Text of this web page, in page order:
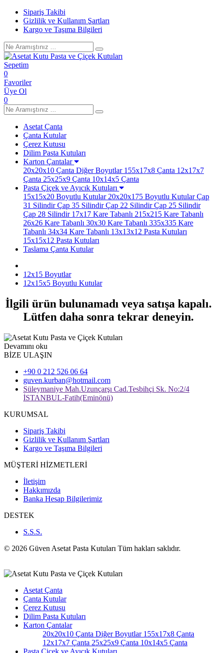
Sipariş Takibi
Gizlilik ve Kullanım Şartları
Kargo ve Taşıma Bilgileri
Sepetim
0
Favoriler
Üye Ol
0
Asetat Çanta
Çanta Kutular
Çerez Kutusu
Dilim Pasta Kutuları
Karton Çantalar
20x20x10 Çanta Diğer Boyutlar155x17x8 Çanta 12x17x7
Çanta 25x25x9 Çanta 10x14x5 Çanta
Pasta Çiçek ve Ayıcık Kutuları
15x15x20 Boyutlu Kutular20x20x175 Boyutlu KutularÇap
31 SilindirÇap 35 SilindirÇap 22 SilindirÇap 25 Silindir
Çap 28 Silindir17x17 Kare Tabanlı 215x215 Kare Tabanlı
26x26 Kare Tabanlı 30x30 Kare Tabanlı 335x335 Kare
Tabanlı 34x34 Kare Tabanlı 13x13x12 Pasta Kutuları
15x15x12 Pasta Kutuları
Taslama Çanta Kutular
12x15 Boyutlar
12x15x5 Boyutlu Kutular
İlgili ürün bulunamadı veya satışa kapalı.
Lütfen daha sonra tekrar deneyin.
Devamını oku
BİZE ULAŞIN
+90 0 212 526 06 64
guven.kurban@hotmail.com
Süleymaniye Mah.Uzunçarşı Cad.Tesbihçi Sk. No:2/4
İSTANBUL-Fatih(Eminönü)
KURUMSAL
Sipariş Takibi
Gizlilik ve Kullanım Şartları
Kargo ve Taşıma Bilgileri
MÜŞTERİ HİZMETLERİ
İletişim
Hakkımızda
Banka Hesap Bilgilerimiz
DESTEK
S.S.S.
© 2026 Güven Asetat Pasta Kutuları Tüm hakları saklıdır.
Asetat Çanta
Çanta Kutular
Çerez Kutusu
Dilim Pasta Kutuları
Karton Çantalar
20x20x10 Çanta Diğer Boyutlar155x17x8 Çanta
12x17x7 Çanta 25x25x9 Çanta 10x14x5 Çanta
Pasta Çiçek ve Ayıcık Kutuları